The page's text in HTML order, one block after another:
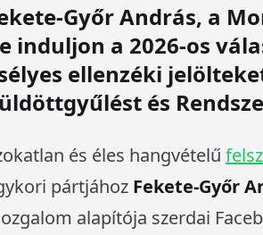
Győr András, a
induljon a 2026-os
ellenzéki
és
és éles hangvételű
pártjához Fekete-Győr
alapítója szerdai